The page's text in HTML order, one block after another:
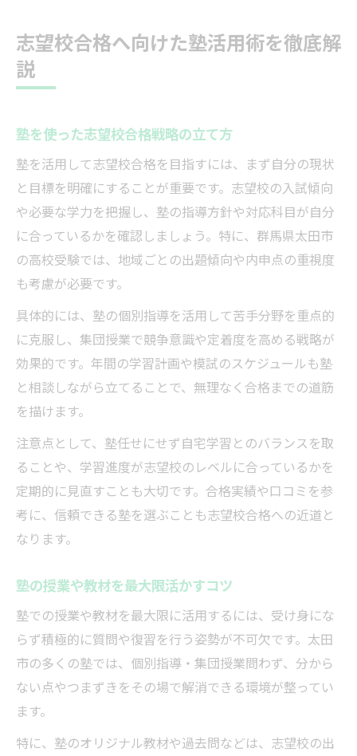
志望校合格へ向けた塾活用術を徹底解
説
塾を使った志望校合格戦略の立て方
塾を活用して志望校合格を目指すには、まず自分の現状
と目標を明確にすることが重要です。志望校の入試傾向
や必要な学力を把握し、塾の指導方針や対応科目が自分
に合っているかを確認しましょう。特に、群馬県太田市
の高校受験では、地域ごとの出題傾向や内申点の重視度
も考慮が必要です。
具体的には、塾の個別指導を活用して苦手分野を重点的
に克服し、集団授業で競争意識や定着度を高める戦略が
効果的です。年間の学習計画や模試のスケジュールも塾
と相談しながら立てることで、無理なく合格までの道筋
を描けます。
注意点として、塾任せにせず自宅学習とのバランスを取
ることや、学習進度が志望校のレベルに合っているかを
定期的に見直すことも大切です。合格実績や口コミを参
考に、信頼できる塾を選ぶことも志望校合格への近道と
なります。
塾の授業や教材を最大限活かすコツ
塾での授業や教材を最大限に活用するには、受け身にな
らず積極的に質問や復習を行う姿勢が不可欠です。太田
市の多くの塾では、個別指導・集団授業問わず、分から
ない点やつまずきをその場で解消できる環境が整ってい
ます。
特に、塾のオリジナル教材や過去問などは、志望校の出